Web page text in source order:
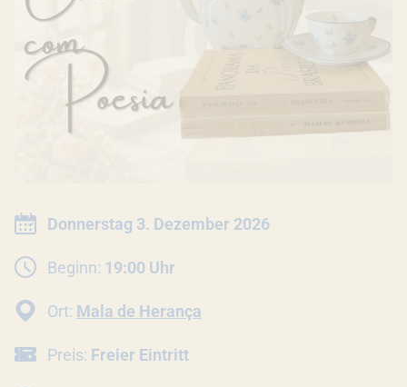
Datum:
Donnerstag 3. Dezember 2026
Beginn: 19:00 Uhr
Ort: Mala de Herança
Preis: Freier Eintritt